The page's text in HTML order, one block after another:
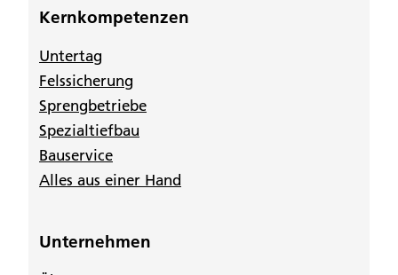
Kernkompetenzen
Untertag
Felssicherung
Sprengbetriebe
Spezialtiefbau
Bauservice
Alles aus einer Hand
Unternehmen